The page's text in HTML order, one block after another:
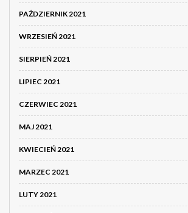
PAŹDZIERNIK 2021
WRZESIEŃ 2021
SIERPIEŃ 2021
LIPIEC 2021
CZERWIEC 2021
MAJ 2021
KWIECIEŃ 2021
MARZEC 2021
LUTY 2021